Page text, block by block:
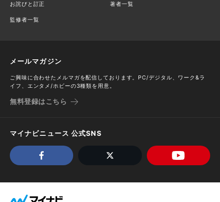
お詫びと訂正 著者一覧
監修者一覧
メールマガジン
ご興味に合わせたメルマガを配信しております。PC/デジタル、ワーク&ラ
イフ、エンタメ/ホビーの3種類を用意。
無料登録はこちら
マイナビニュース 公式SNS